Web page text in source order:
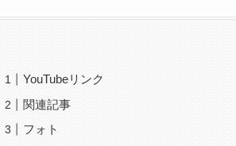
YouTubeリンク
関連記事
フォト